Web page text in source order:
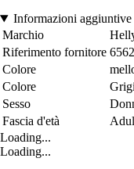
Informazioni aggiuntive
Marchio
Riferimento fornitore
Colore
Colore
Sesso
Fascia d'età
Loading...
Loading...